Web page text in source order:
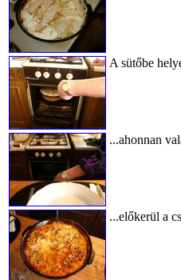
A sütőbe
...ahonnan
...előkerül a